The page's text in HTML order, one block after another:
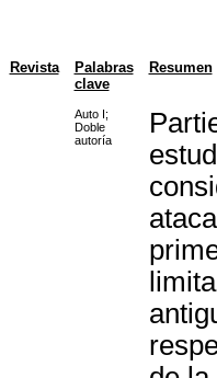
Revista
Palabras
clave
Resumen
Auto I;
Doble
autoría